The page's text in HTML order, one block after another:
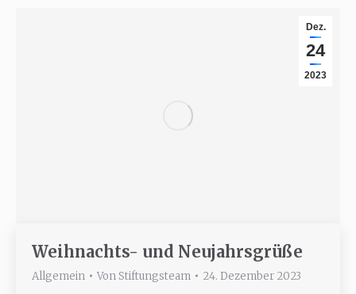
Dez.
24
2023
Weihnachts- und Neujahrsgrüße
Allgemein Von Stiftungsteam 24. Dezember 2023